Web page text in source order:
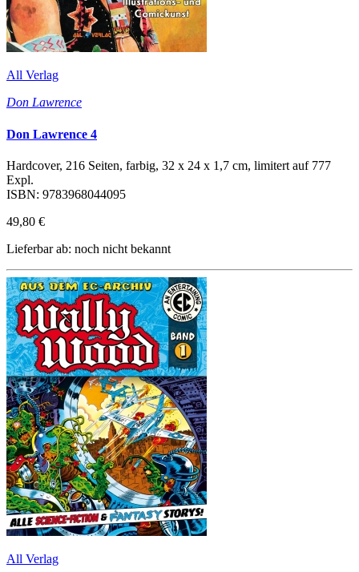
All Verlag
Don Lawrence
Don Lawrence 4
Hardcover, 216 Seiten, farbig, 32 x 24 x 1,7 cm, limitert auf 777
Expl.
ISBN: 9783968044095
49,80 €
Lieferbar ab: noch nicht bekannt
All Verlag